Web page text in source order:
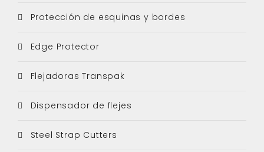
Protección de esquinas y bordes
Edge Protector
Flejadoras Transpak
Dispensador de flejes
Steel Strap Cutters